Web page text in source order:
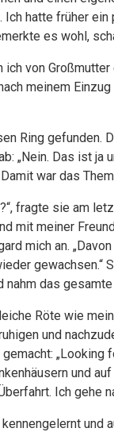
hatte früher
es wohl,
ich von
meinem
Ring gefunden.
„Nein. Das ist ja
war das
fragte sie am
mit meiner
mich an.
gewachsen.“
das
Röte wie
und
und
Ich gehe